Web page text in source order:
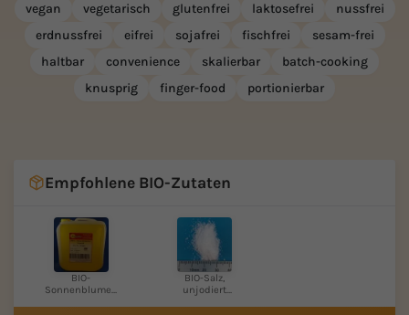
vegan vegetarisch glutenfrei laktosefrei
nussfrei
erdnussfrei
eifrei sojafrei fischfrei
sesam-frei
haltbar
convenience skalierbar
batch-cooking
knusprig
finger-food portionierbar
Empfohlene BIO-Zutaten
BIO-
Sonnenblumen
BIO-Salz,
unjodiert